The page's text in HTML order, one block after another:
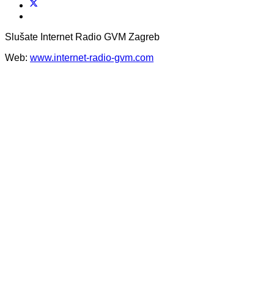
Slušate Internet Radio GVM Zagreb
Web: www.internet-radio-gvm.com